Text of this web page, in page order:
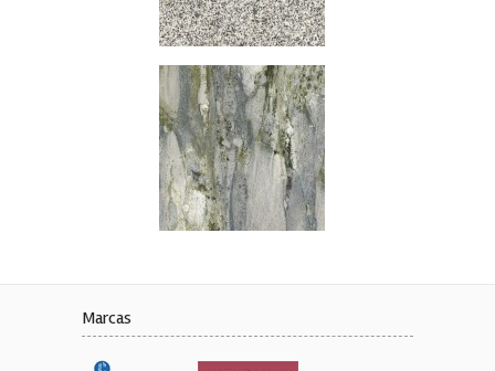
Marcas